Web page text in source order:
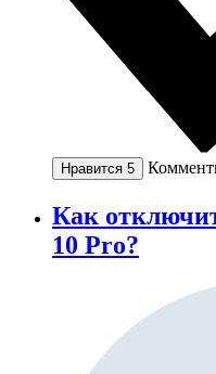
Нравится 5
Как
10 Pro?